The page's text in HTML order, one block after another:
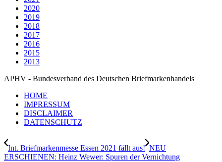
2020
2019
2018
2017
2016
2015
2013
APHV - Bundesverband des Deutschen Briefmarkenhandels
HOME
IMPRESSUM
DISCLAIMER
DATENSCHUTZ
Int. Briefmarkenmesse Essen 2021 fällt aus! NEU
ERSCHIENEN: Heinz Wewer: Spuren der Vernichtung